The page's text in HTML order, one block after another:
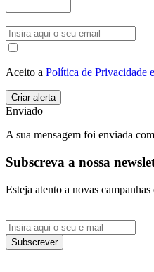
Aceito a Política de Privacidade
Enviado
A sua mensagem foi enviada
Subscreva a nossa
Esteja atento a novas